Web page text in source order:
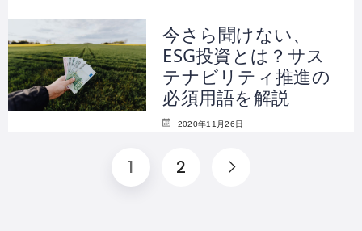
今さら聞けない、
ESG投資とは？サス
テナビリティ推進の
必須用語を解説
2020年11月26日
1 2